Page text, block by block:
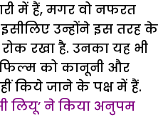
में हैं, मगर वो नफरत
उन्होंने इस तरह के
रखा है. उनका यह भी
को कानूनी और
किये जाने के पक्ष में हैं.
लियू’ ने किया अनुपम